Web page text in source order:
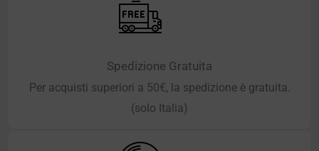
Spedizione Gratuita
Per acquisti superiori a 50€, la spedizione è gratuita.
(solo Italia)